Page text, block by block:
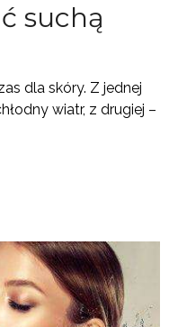
suchą
dla skóry. Z jednej
wiatr, z drugiej –